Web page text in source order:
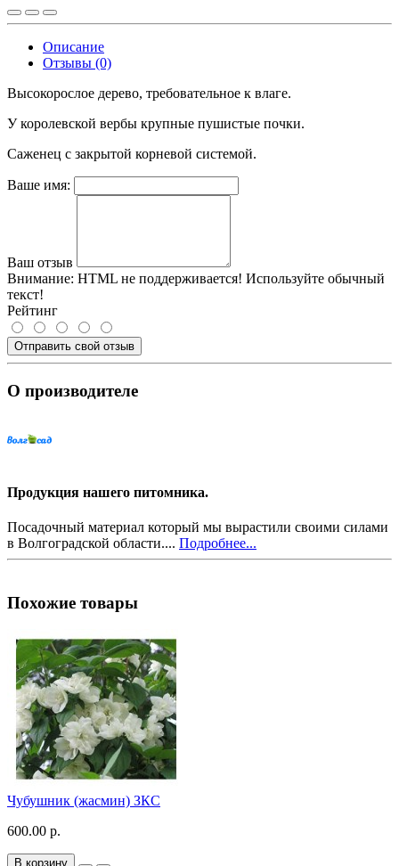
Описание
Отзывы (0)
Высокорослое дерево, требовательное к влаге.
У королевской вербы крупные пушистые почки.
Саженец с закрытой корневой системой.
Ваше имя:
Ваш отзыв
Внимание: HTML не поддерживается! Используйте обычный
текст!
Рейтинг
Отправить свой отзыв
О производителе
Продукция нашего питомника.
Посадочный материал который мы вырастили своими силами
в Волгоградской области.... Подробнее...
Похожие товары
Чубушник (жасмин) ЗКС
600.00 р.
В корзину